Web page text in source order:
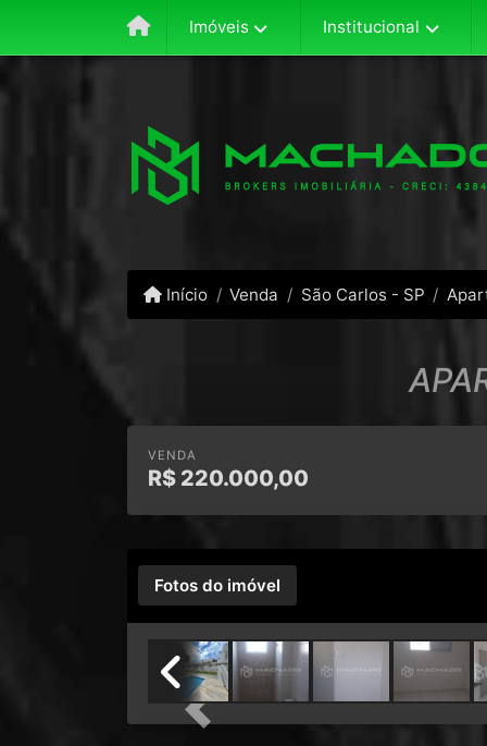
Imóveis Institucional
Início Venda São Carlos - SP
VENDA
R$ 220.000,00
Fotos do imóvel
Previous